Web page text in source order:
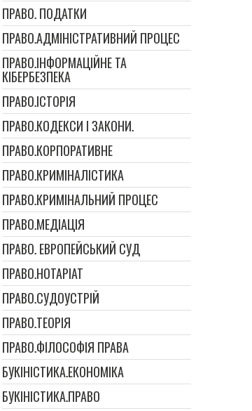
ПРАВО. ПОДАТКИ
ПРАВО.АДМІНІСТРАТИВНИЙ ПРОЦЕС
ПРАВО.ІНФОРМАЦІЙНЕ ТА
КІБЕРБЕЗПЕКА
ПРАВО.ІСТОРІЯ
ПРАВО.КОДЕКСИ І ЗАКОНИ.
ПРАВО.КОРПОРАТИВНЕ
ПРАВО.КРИМІНАЛІСТИКА
ПРАВО.КРИМІНАЛЬНИЙ ПРОЦЕС
ПРАВО.МЕДІАЦІЯ
ПРАВО. ЕВРОПЕЙСЬКИЙ СУД
ПРАВО.НОТАРІАТ
ПРАВО.СУДОУСТРІЙ
ПРАВО.ТЕОРІЯ
ПРАВО.ФІЛОСОФІЯ ПРАВА
БУКІНІСТИКА.ЕКОНОМІКА
БУКІНІСТИКА.ПРАВО